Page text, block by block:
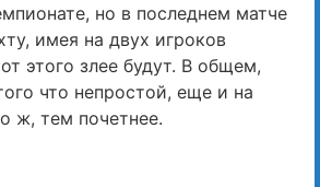
но в последнем матче
имея на двух игроков
этого злее будут. В общем,
что непростой, еще и на
ж, тем почетнее.